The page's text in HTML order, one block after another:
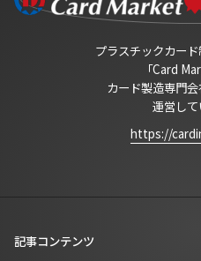
プラスチックカー
「Card
カード製造専門
運営して
https://
記事コンテンツ